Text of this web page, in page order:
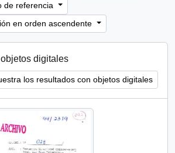
de referencia
en orden ascendente
digitales
los resultados con objetos digitales